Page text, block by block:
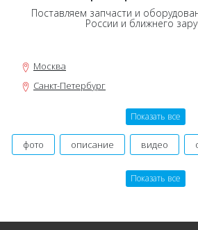
Поставляем запчасти и
России и ближнего
Москва
Санкт-Петербург
Екатеринбург
Уфа
Показать все
фото описание видео
руководство
состав заказа
даташит номер
Показать все